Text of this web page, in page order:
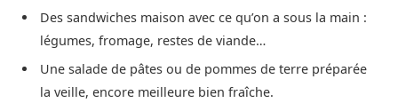
Des sandwiches maison avec ce qu’on a sous la main :
légumes, fromage, restes de viande…
Une salade de pâtes ou de pommes de terre préparée
la veille, encore meilleure bien fraîche.